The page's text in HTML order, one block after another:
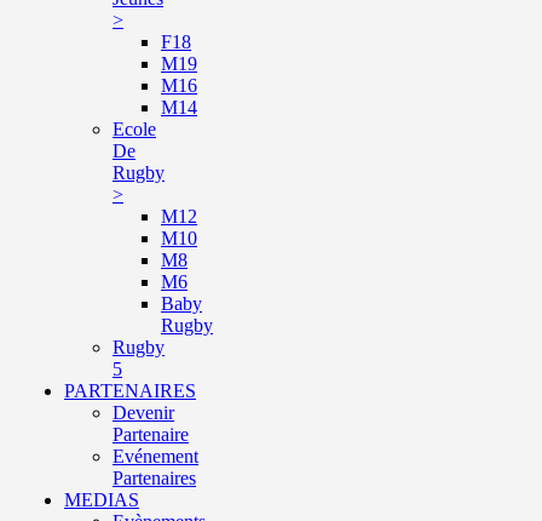
>
F18
M19
M16
M14
Ecole
De
Rugby
>
M12
M10
M8
M6
Baby
Rugby
Rugby
5
PARTENAIRES
Devenir
Partenaire
Evénement
Partenaires
MEDIAS